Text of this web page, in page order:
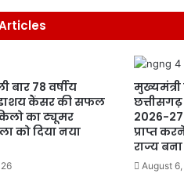
बार 78 वर्षीय
कैंसर की सफल
का ट्यूमर
को दिया नया
छत्तीसगढ़
2026-27
प्राप्त
राज्य
August